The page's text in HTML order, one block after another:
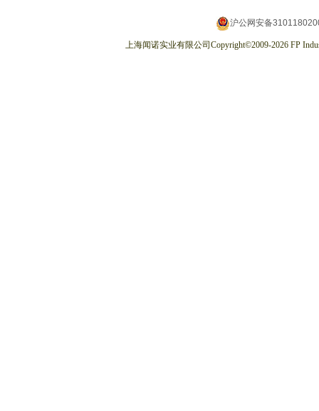
沪公网安备
上海闻诺实业有限公司 Copyright©2009-2026 FP